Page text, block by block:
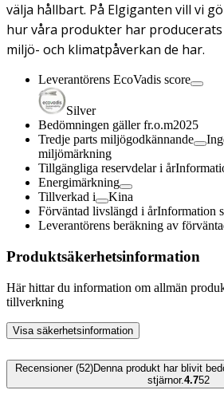
välja hållbart. På Elgiganten vill vi
hur våra produkter har
miljö- och klimatpåverkan de har.
Leverantörens EcoVadis score
Silver
Bedömningen gäller fr.o.m2025
Tredje parts miljögodkännande
miljömärkning
Tillgängliga reservdelar i år
Energimärkning
Tillverkad i
Kina
Förväntad livslängd i årInformation
Leverantörens beräkning av
Produktsäkerhetsinformation
Här hittar du information om allmän
tillverkning
Visa säkerhetsinformation
Recensioner (52)Denna produkt har blivit
stjärnor.4.752